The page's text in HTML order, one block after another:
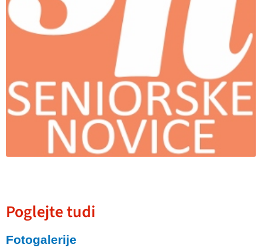
Poglejte tudi
Fotogalerije